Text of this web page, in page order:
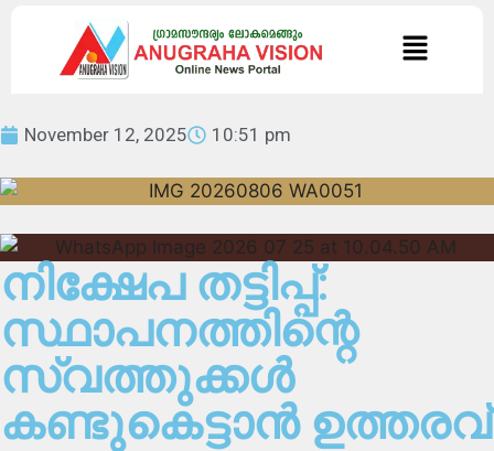
November 12, 2025 10:51 pm
നിക്ഷേപ തട്ടിപ്പ്:
സ്ഥാപനത്തിന്റെ
സ്വത്തുക്കള്‍
കണ്ടുകെട്ടാന്‍ ഉത്തരവ്